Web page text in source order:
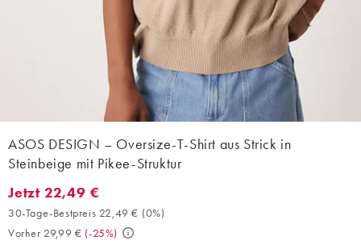
ASOS DESIGN – Oversize-T-Shirt aus Strick in
Steinbeige mit Pikee-Struktur
Jetzt 22,49 €. 30-Tage-Bestpreis 22,49 € (0%). Vorher 29,99 €.
Jetzt 22,49 €
30-Tage-Bestpreis 22,49 € (0%)
Vorher 29,99 € (-25%)